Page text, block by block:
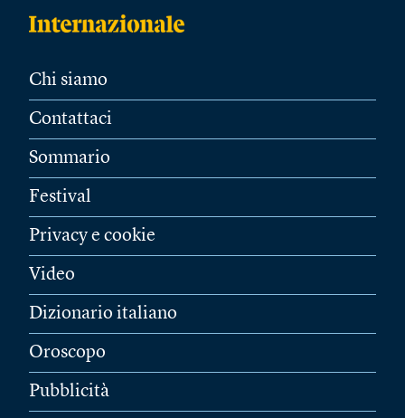
Chi siamo
Contattaci
Sommario
Festival
Privacy e cookie
Video
Dizionario italiano
Oroscopo
Pubblicità